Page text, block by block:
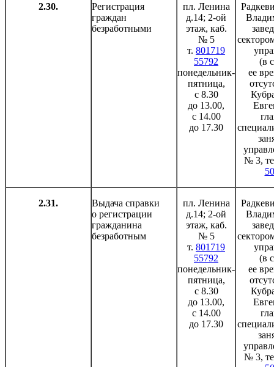
2.30.
Регистрация
граждан
безработными
пл. Ленина
д.14; 2-ой
этаж, каб.
№ 5
т. 801719
55792
понедельник-
пятница,
с 8.30
до 13.00,
с 14.00
до 17.30
(в
ее
№ 3,
2.31.
Выдача справки
о регистрации
гражданина
безработным
пл. Ленина
д.14; 2-ой
этаж, каб.
№ 5
т. 801719
55792
понедельник-
пятница,
с 8.30
до 13.00,
с 14.00
до 17.30
(в
ее
№ 3,